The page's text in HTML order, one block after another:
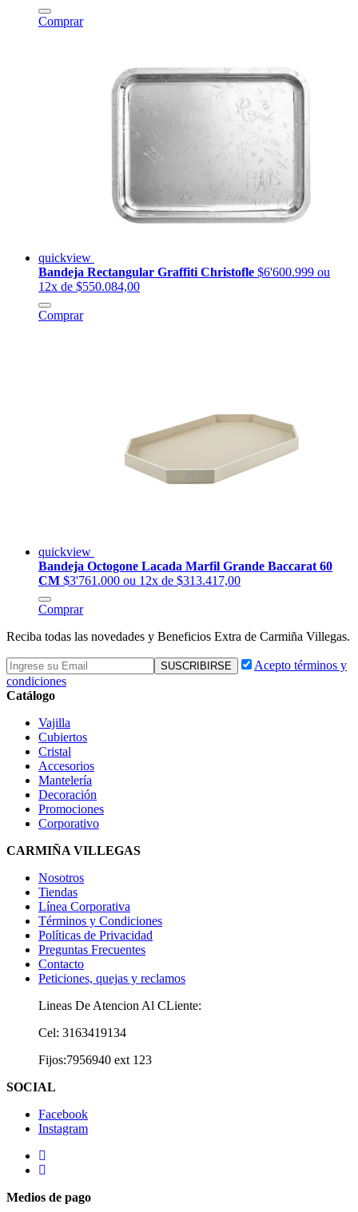
Comprar
quickview
Bandeja Rectangular Graffiti Christofle $6'600.999 ou
12x de $550.084,00
Comprar
quickview
Bandeja Octogone Lacada Marfil Grande Baccarat 60
CM $3'761.000 ou 12x de $313.417,00
Comprar
Reciba todas las novedades y Beneficios Extra de Carmiña Villegas.
Acepto términos y
condiciones
Catálogo
Vajilla
Cubiertos
Cristal
Accesorios
Mantelería
Decoración
Promociones
Corporativo
CARMIÑA VILLEGAS
Nosotros
Tiendas
Línea Corporativa
Términos y Condiciones
Políticas de Privacidad
Preguntas Frecuentes
Contacto
Peticiones, quejas y reclamos
Lineas De Atencion Al CLiente:
Cel: 3163419134
Fijos:7956940 ext 123
SOCIAL
Facebook
Instagram
Medios de pago